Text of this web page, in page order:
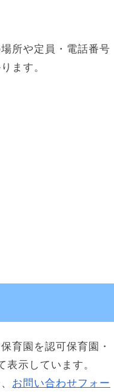
所や定員・電話番号
ます。
育園を認可保育園・
示しています。
お問い合わせフォー